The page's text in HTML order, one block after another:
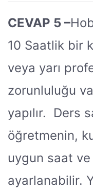
CEVAP 5 –
10 Saatlik bir
veya yarı
zorunluluğu
yapılır. Ders
öğretmenin,
uygun saat
ayarlanabilir.